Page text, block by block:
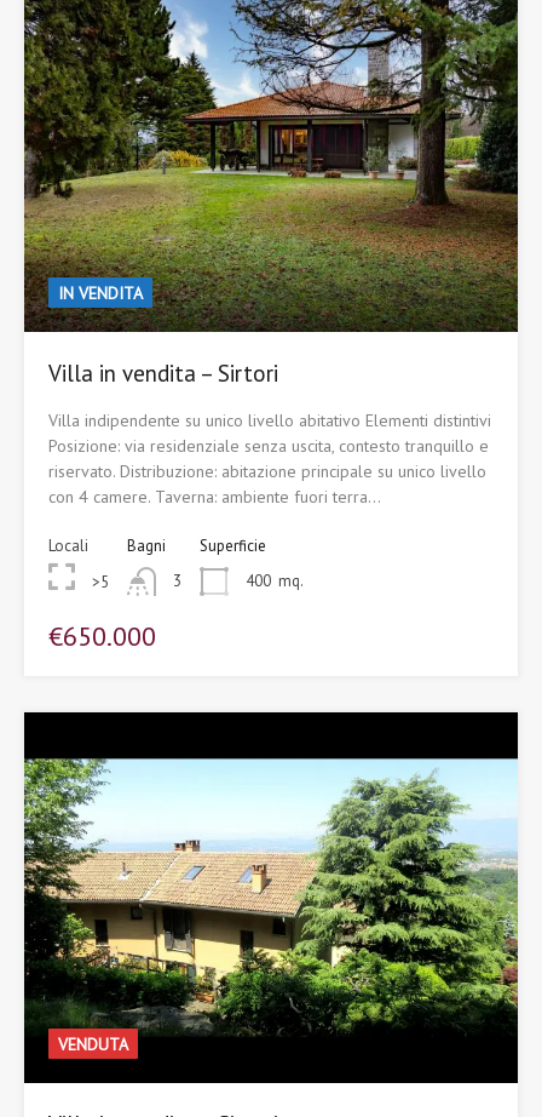
IN VENDITA
Villa in vendita – Sirtori
Villa indipendente su unico livello abitativo Elementi distintivi
Posizione: via residenziale senza uscita, contesto tranquillo e
riservato. Distribuzione: abitazione principale su unico livello
con 4 camere. Taverna: ambiente fuori terra…
Locali
>5
Bagni
3
Superficie
400 mq.
€650.000
VENDUTA